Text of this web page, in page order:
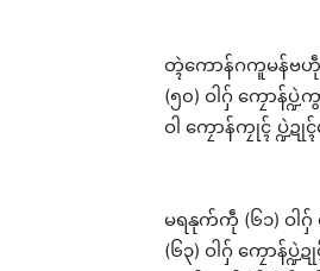
တ္ၚဲကောန်ဂကူမန်ဗ
(၅၀) ဝါဂှ် ကၠောန်ပ္
ဝါ ကၠောန်ကၠုၚ် ပ္ဍဲဍု
မရနုက်ကဵု (၆၁) ဝါဂှ်
(၆၃) ဝါဂှ် ကၠောန်ပ္